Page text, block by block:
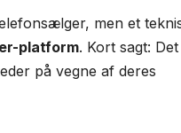
men et
platform. Kort sagt:
på vegne af deres